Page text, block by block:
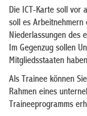
Die ICT-Karte soll vor
soll es
Niederlassungen des
Im Gegenzug sollen
Mitgliedsstaaten
Als Trainee können
Rahmen eines
Traineeprogramms